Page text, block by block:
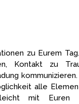
zu Eurem
Kontakt zu
alle
mit Euren